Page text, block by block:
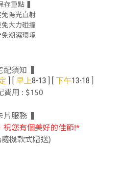
存重點 ▍
免陽光直射
免大力碰撞
免潮濕環境
配須知 ▍
] [ 早上8-13 ] [ 下午13-18 ]
費用 : $150
片服務 ▍
祝您有個美好的佳節!*
機款式贈送)